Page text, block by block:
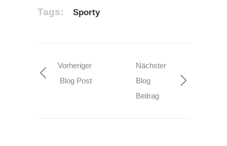
Tags: Sporty
Vorheriger
Blog Post
Nächster
Blog
Beitrag